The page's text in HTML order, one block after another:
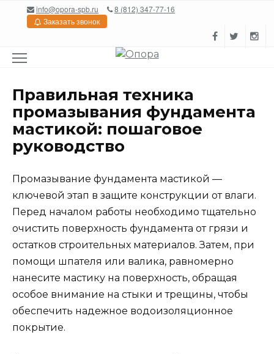
Перейтиinfo@opora-spb.ru
8 (812) 347-77-16
Заказать звонок
Правильная техника
промазывания фундамента
мастикой: пошаговое
руководство
Промазывание фундамента мастикой —
ключевой этап в защите конструкции от влаги.
Перед началом работы необходимо тщательно
очистить поверхность фундамента от грязи и
остатков строительных материалов. Затем, при
помощи шпателя или валика, равномерно
нанесите мастику на поверхность, обращая
особое внимание на стыки и трещины, чтобы
обеспечить надежное водоизоляционное
покрытие.